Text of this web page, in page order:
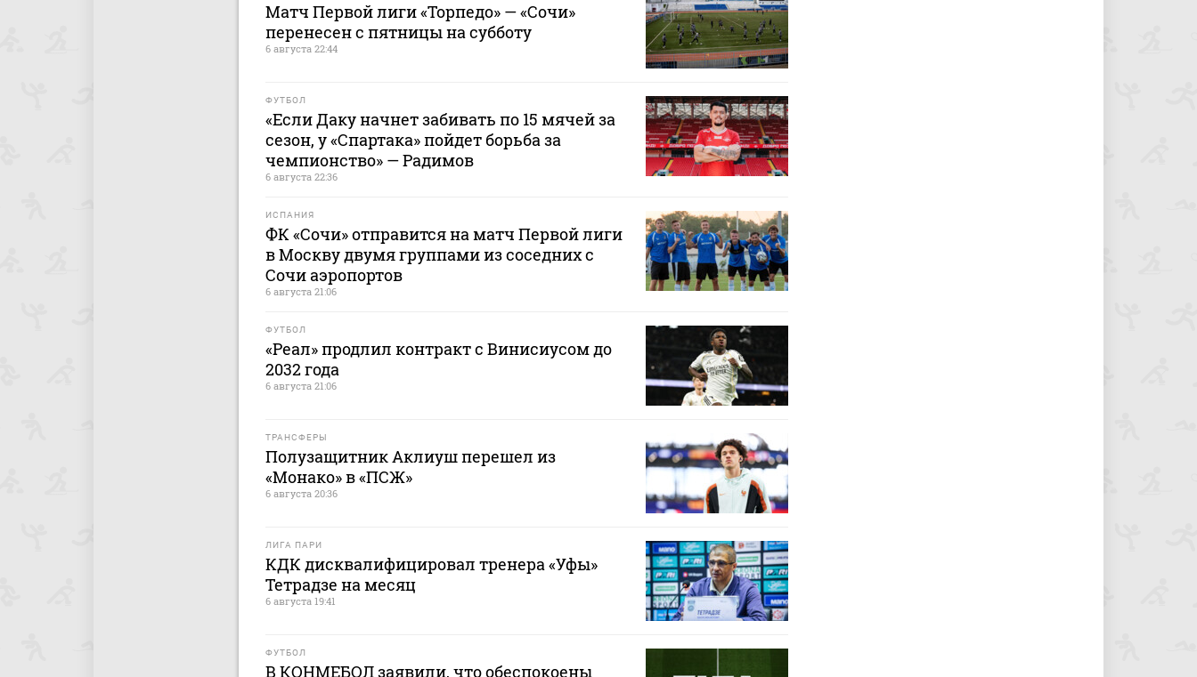
Матч Первой лиги «Торпедо» — «Сочи»
перенесен с пятницы на субботу
6 августа 22:44
ФУТБОЛ
«Если Даку начнет забивать по 15 мячей за
сезон, у «Спартака» пойдет борьба за
чемпионство» — Радимов
6 августа 22:36
ИСПАНИЯ
ФК «Сочи» отправится на матч Первой лиги
в Москву двумя группами из соседних с
Сочи аэропортов
6 августа 21:06
ФУТБОЛ
«Реал» продлил контракт с Винисиусом до
2032 года
6 августа 21:06
ТРАНСФЕРЫ
Полузащитник Аклиуш перешел из
«Монако» в «ПСЖ»
6 августа 20:36
ЛИГА ПАРИ
КДК дисквалифицировал тренера «Уфы»
Тетрадзе на месяц
6 августа 19:41
ФУТБОЛ
В КОНМЕБОЛ заявили, что обеспокоены